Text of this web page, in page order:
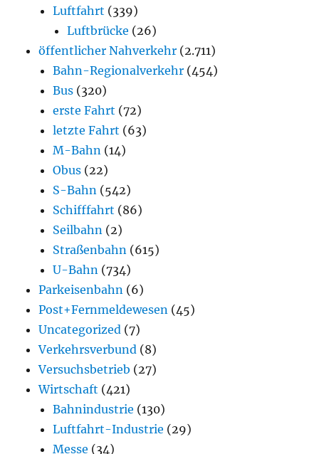
Luftfahrt (339)
Luftbrücke (26)
öffentlicher Nahverkehr (2.711)
Bahn-Regionalverkehr (454)
Bus (320)
erste Fahrt (72)
letzte Fahrt (63)
M-Bahn (14)
Obus (22)
S-Bahn (542)
Schifffahrt (86)
Seilbahn (2)
Straßenbahn (615)
U-Bahn (734)
Parkeisenbahn (6)
Post+Fernmeldewesen (45)
Uncategorized (7)
Verkehrsverbund (8)
Versuchsbetrieb (27)
Wirtschaft (421)
Bahnindustrie (130)
Luftfahrt-Industrie (29)
Messe (34)